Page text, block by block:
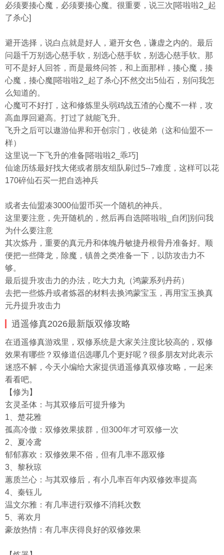
必须要揍心魔，必须要揍心魔。很重要，说三次[嗒啦啦2_起
了杀心]
避开选择，说白点就是好人，避开女色，谦虚之内的。最后
问题千万别选心慈手软，别选心慈手软，别选心慈手软。那
可不是好人回答，而是最终问答，和上面那样，揍心魔，揍
心魔，揍心魔[嗒啦啦2_起了杀心]不然交出5仙石，别问我怎
么知道的。
心魔可不好打，这和修炼里头弱鸡战五渣的心魔不一样，攻
高血厚回避高。打过了就能飞升。
飞升之后可以遨游仙界和开创宗门，收徒弟（这和仙盟不一
样）
这里说一下飞升的准备[嗒啦啦2_乖巧]
仙途历练最好找大佬或者朋友组队刷过5--7难度，这样可以花
170碎仙石买一把自选神兵
或者去仙盟凑3000仙盟币买一个随机的神兵。
这里要注意，先开随机的，然后再自选[嗒啦啦_自闭]别问我
为什么要注意
其次炼丹，重要的真元丹和体魄丹敏捷丹根骨丹准备好。顺
便把一些降龙，除魔，镇兽之类准备一下，以防攻击力不
够。
最后提升攻击力的办法，吃大力丸（鸿蒙系列丹药）
去把一些炼丹或者炼器的材料去换鸿蒙宝玉，再用宝玉换真
元丹提升攻击力
逍遥修真2026最新版双修攻略
在逍遥修真游戏里，双修系统是大家关注度比较高的，双修
效果有哪些？双修道侣选哪几个更好呢？很多朋友对此表示
迷惑不解，今天小编给大家提供逍遥修真双修攻略，一起来
看看吧。
【修为】
玄灵圣体：与其双修后可提升修为
1、楚花雅
孤高冷傲：双修效果拔群，但300年才可双修一次
2、夏冷鸢
郁郁寡欢：双修效果不俗，但有几率不愿双修
3、黎秋琼
蕙质兰心：与其双修后，有小几率百年内双修效率提高
4、秦钰儿
温文尔雅：有几率进行双修不消耗次数
5、蒋欢月
豪放热情：有几率庆得良好的双修效果